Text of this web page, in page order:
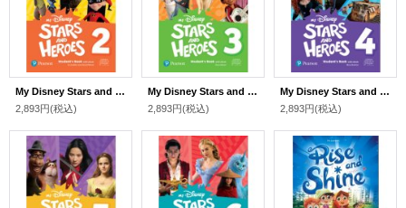
My Disney Stars and Heroes Level 2 Student's Book with eBook
2,893円(税込)
My Disney Stars and Heroes Level 3 Student's Book with eBook
2,893円(税込)
My Disney Stars and Heroes Level 4 Student's Book with eBook
2,893円(税込)